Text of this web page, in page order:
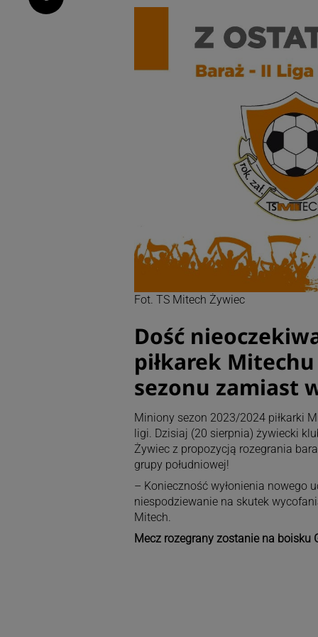
Fot. TS Mitech Żywiec
Dość
piłkarek
sezonu zamiast
Miniony sezon 2023/2024 piłkarki
ligi. Dzisiaj (20 sierpnia) żywiecki
Żywiec z propozycją rozegrania
grupy południowej!
– Konieczność wyłonienia nowego
niespodziewanie na skutek
Mitech.
Mecz rozegrany zostanie na boisku